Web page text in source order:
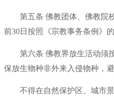
第五条 佛教团体、佛教院校
前30日按照《宗教事务条例》
第六条 佛教界放生活动须按
保放生物种非外来入侵物种，
不得在自然保护区、城市景